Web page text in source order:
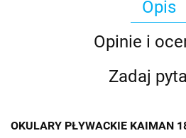
Opis
Opinie i
Zadaj
OKULARY PŁYWACKIE KAIMAN